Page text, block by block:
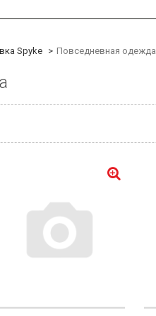
Spyke Повседневная одежда